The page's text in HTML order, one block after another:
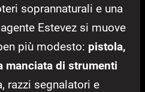
soprannaturali e una
Estevez si muove
più modesto: pistola,
manciata di strumenti
razzi segnalatori e